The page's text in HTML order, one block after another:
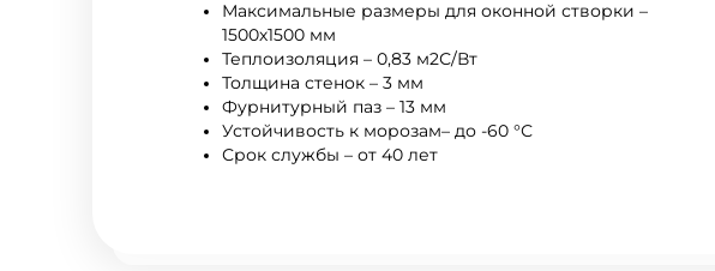
Максимальные размеры для оконной створки –
1500х1500 мм
Теплоизоляция – 0,83 м2С/Вт
Толщина стенок – 3 мм
Фурнитурный паз – 13 мм
Устойчивость к морозам– до -60 °С
Срок службы – от 40 лет